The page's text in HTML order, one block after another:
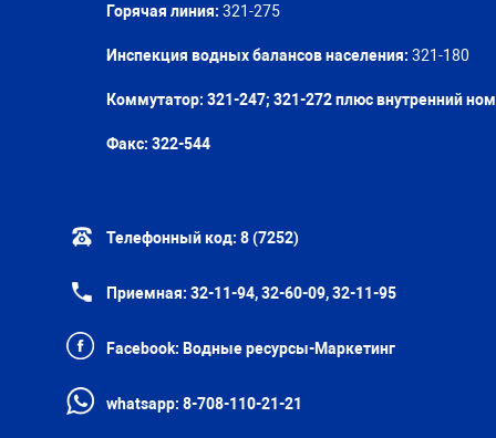
Горячая линия: 321-275
Инспекция водных балансов населения: 321-180
Коммутатор: 321-247; 321-272 плюс внутренний
Факс: 322-544
Телефонный код: 8 (7252)
Приемная: 32-11-94, 32-60-09, 32-11-95
Facebook: Водные ресурсы-Маркетинг
whatsapp: 8-708-110-21-21